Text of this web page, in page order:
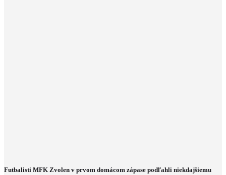
Futbalisti MFK Zvolen v prvom domácom zápase podľahli niekdajšiemu